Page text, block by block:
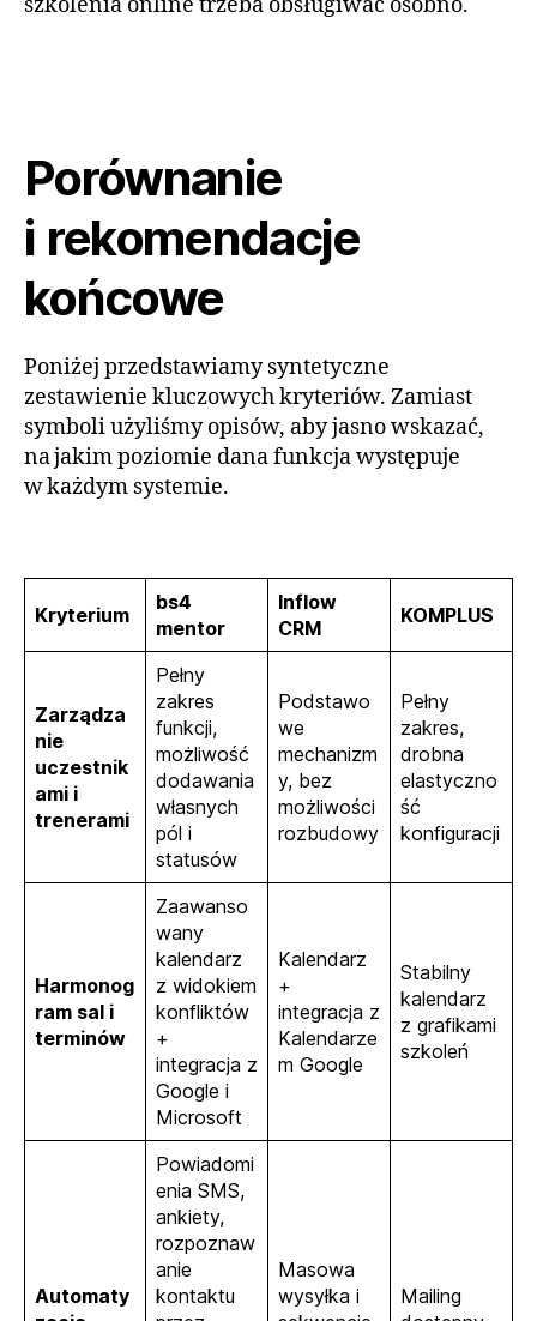
Porównanie
i rekomendacje
końcowe
Poniżej przedstawiamy syntetyczne
zestawienie kluczowych kryteriów. Zamiast
symboli użyliśmy opisów, aby jasno wskazać,
na jakim poziomie dana funkcja występuje
w każdym systemie.
Kryterium
bs4
mentor
Inflow
CRM
KOMPLUS
Zarządza
nie
uczestnik
ami i
trenerami
Pełny
zakres
funkcji,
możliwość
dodawania
własnych
pól i
statusów
Podstawo
we
mechanizm
y, bez
możliwości
rozbudowy
Pełny
zakres,
drobna
elastyczno
ść
konfiguracji
Harmonog
ram sal i
terminów
Zaawanso
wany
kalendarz
z widokiem
konfliktów
+
integracja z
Google i
Microsoft
Kalendarz
+
integracja z
Kalendarze
m Google
Stabilny
kalendarz
z grafikami
szkoleń
Automaty
Powiadomi
enia SMS,
ankiety,
rozpoznaw
anie
kontaktu
Masowa
wysyłka i
Mailing